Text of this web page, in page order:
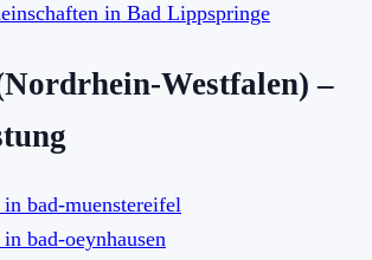
in Bad Lippspringe
Westfalen) –
bad-muenstereifel
bad-oeynhausen